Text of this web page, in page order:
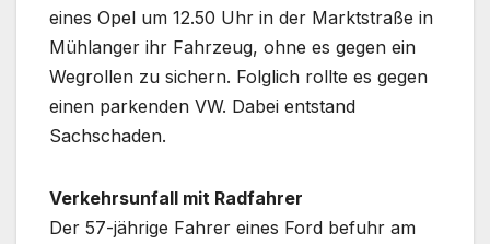
eines Opel um 12.50 Uhr in der Marktstraße in
Mühlanger ihr Fahrzeug, ohne es gegen ein
Wegrollen zu sichern. Folglich rollte es gegen
einen parkenden VW. Dabei entstand
Sachschaden.
Verkehrsunfall mit Radfahrer
Der 57-jährige Fahrer eines Ford befuhr am